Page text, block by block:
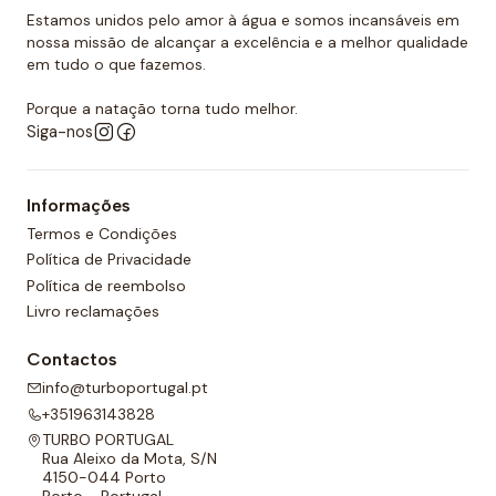
Quer comprar um touca de polo
aquático?
Você já encontrou a loja onde pode comprar todos
os equipamentos necessários para o polo aquático,
todo de alta qualidade e garante as melhores
condições para a prática de qualquer desporto
aquático. Temos também uma grande variedade de
designs, cores e, claro, tamanhos. Confira nossa ampla
encontrará o que precisa entre a nossa gama de
produtos.
Estamos unidos pelo amor à água e somos incansáveis em
nossa missão de alcançar a excelência e a melhor qualidade
em tudo o que fazemos.
Porque a natação torna tudo melhor.
Siga-nos
Informações
Termos e Condições
Política de Privacidade
Política de reembolso
Livro reclamações
Contactos
info@turboportugal.pt
+351963143828
TURBO PORTUGAL
Rua Aleixo da Mota, S/N
4150-044 Porto